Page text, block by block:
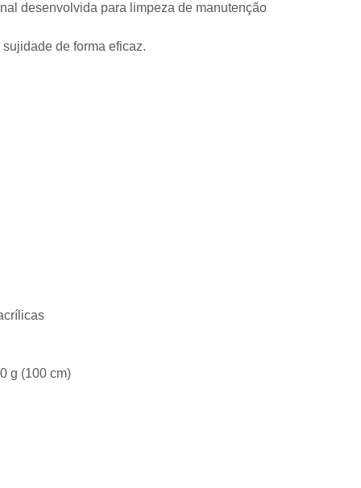
desenvolvida para limpeza de manutenção
de forma eficaz.
g (100 cm)